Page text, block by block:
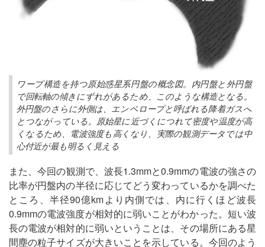
ワープ構造を持つ原始惑星系円盤の概念図。内円盤と外円盤
で回転軸の傾きにずれがあるため、このような構造となる。
外円盤のさらに外側は、エンベロープと呼ばれる降着ガスへ
とつながっている。原始星に近づくにつれて密度や温度が高
くなるため、電波強度も高くなり、実際の観測データでは中
心付近が最も明るく見える
また、今回の観測で、波長1.3mmと0.9mmの電波の強さの
比率が円盤内の半径に応じてどう変わっているかを調べた
ところ、半径90億kmより内側では、内に行くほど波長
0.9mmの電波強度が相対的に弱いことがわかった。短い波
長の電波が相対的に弱いということは、その場所にある星
間塵の粒子サイズが大きいことを示している。今回のよう